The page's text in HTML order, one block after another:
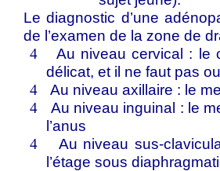
Le diagnostic d’une
de l’examen de la zone de
4
Au niveau cervical : le
délicat, et il ne faut pas
4 Au niveau axillaire : le
4
Au niveau inguinal : le
l’anus
4
Au niveau sus-
l’étage sous